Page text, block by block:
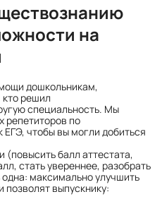
на
дошкольникам,
решил
специальность. Мы
репетиторов по
чтобы вы могли добиться
балл аттестата,
стать увереннее, разобрать
максимально улучшить
позволят выпускнику: